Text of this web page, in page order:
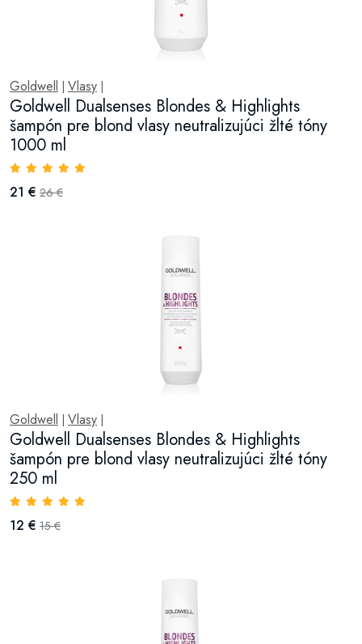
Goldwell Vlasy
Goldwell Dualsenses Blondes & Highlights
šampón pre blond vlasy neutralizujúci žlté tóny
1000 ml
21 € 26 €
Goldwell Vlasy
Goldwell Dualsenses Blondes & Highlights
šampón pre blond vlasy neutralizujúci žlté tóny
250 ml
12 € 15 €